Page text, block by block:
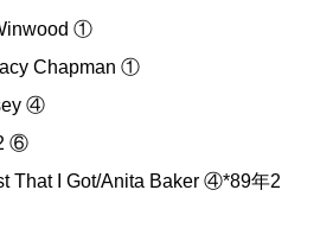
①
Chapman ①
④
⑥
That I Got/Anita Baker ④*89年2